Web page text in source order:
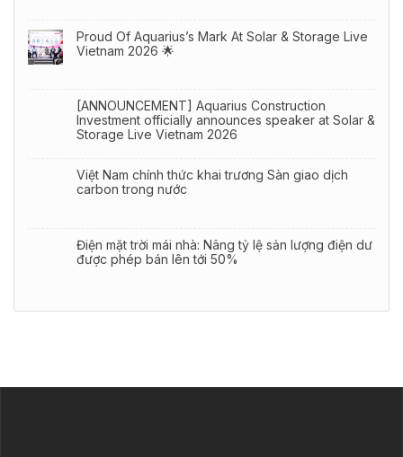
Proud Of Aquarius’s Mark At Solar & Storage Live
Vietnam 2026 🌟
[ANNOUNCEMENT] Aquarius Construction
Investment officially announces speaker at Solar &
Storage Live Vietnam 2026
Việt Nam chính thức khai trương Sàn giao dịch
carbon trong nước
Điện mặt trời mái nhà: Nâng tỷ lệ sản lượng điện dư
được phép bán lên tới 50%